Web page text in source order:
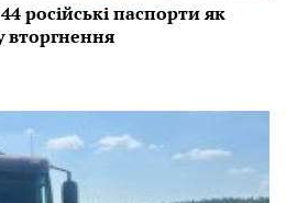
російські паспорти як
вторгнення